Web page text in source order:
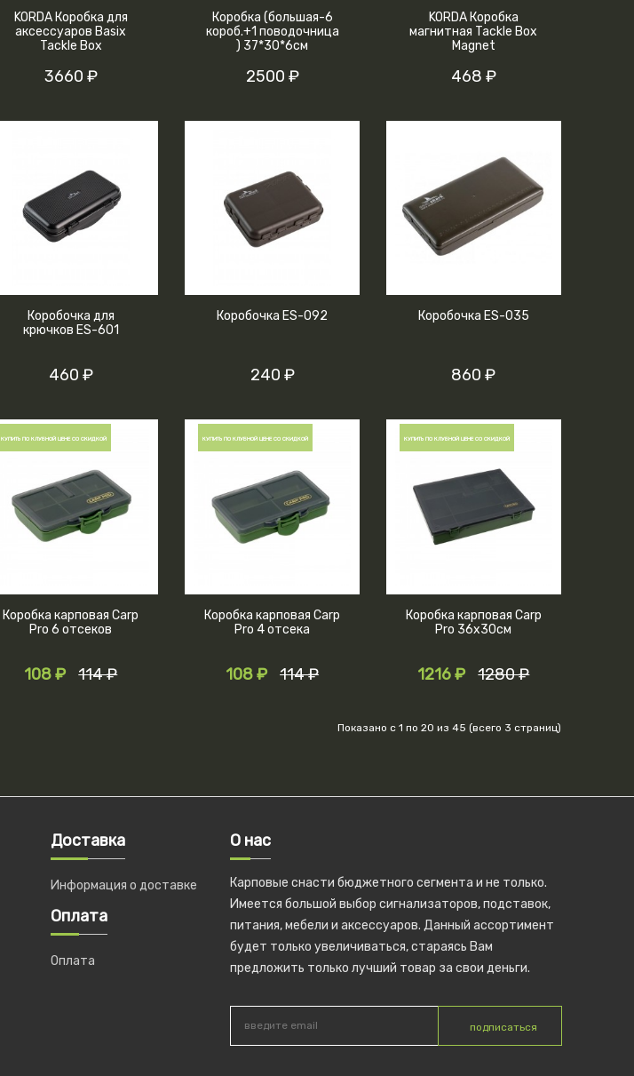
KORDA Коробка для
аксессуаров Basix
Tackle Box
3660 ₽
Коробка (большая-6
короб.+1 поводочница
) 37*30*6см
2500 ₽
KORDA Коробка
магнитная Tackle Box
Magnet
468 ₽
Коробочка для
крючков ES-601
460 ₽
Коробочка ES-092
240 ₽
Коробочка ES-035
860 ₽
КУПИТЬ ПО КЛУБНОЙ ЦЕНЕ СО СКИДКОЙ
Коробка карповая Carp
Pro 6 отсеков
108 ₽ 114 ₽
КУПИТЬ ПО КЛУБНОЙ ЦЕНЕ СО СКИДКОЙ
Коробка карповая Carp
Pro 4 отсека
108 ₽ 114 ₽
КУПИТЬ ПО КЛУБНОЙ ЦЕНЕ СО СКИДКОЙ
Коробка карповая Carp
Pro 36х30см
1216 ₽ 1280 ₽
Показано с 1 по 20 из 45 (всего 3 страниц)
Доставка
Информация о доставке
Оплата
Оплата
О нас
Карповые снасти бюджетного сегмента и не только.
Имеется большой выбор сигнализаторов, подставок,
питания, мебели и аксессуаров. Данный ассортимент
будет только увеличиваться, стараясь Вам
предложить только лучший товар за свои деньги.
подписаться